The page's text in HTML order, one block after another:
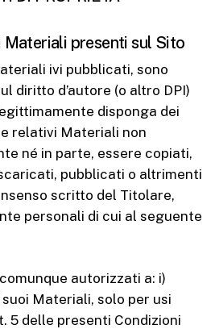
Materiali presenti sul Sito
ivi pubblicati, sono
diritto d’autore (o altro DPI)
disponga dei
relativi Materiali non
né in parte, essere copiati,
pubblicati o altrimenti
scritto del Titolare,
personali di cui al seguente
autorizzati a: i)
Materiali, solo per usi
5 delle presenti Condizioni